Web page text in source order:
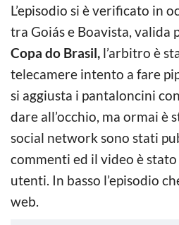
L’episodio si è verificato in
tra Goiás e Boavista, valida
Copa do Brasil, l’arbitro è
telecamere intento a fare
si aggiusta i pantaloncini
dare all’occhio, ma ormai è
social network sono stati
commenti ed il video è
utenti. In basso l’episodio
web.